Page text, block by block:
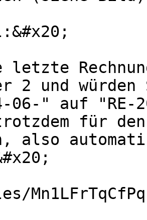
letzte
2 und
06-" auf "RE-
für
also